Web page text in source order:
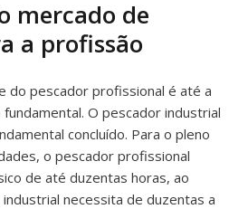
mercado de
a profissão
do pescador profissional é até a
O pescador industrial
concluído. Para o pleno
o pescador profissional
de até duzentas horas, ao
necessita de duzentas a